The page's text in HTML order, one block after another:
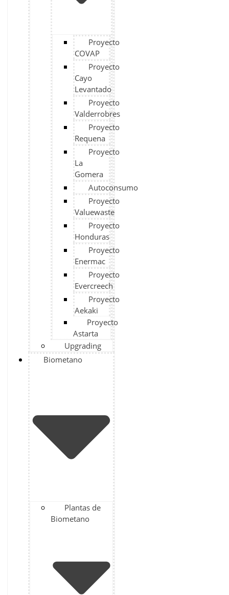
Proyecto
COVAP
Proyecto
Cayo
Levantado
Proyecto
Valderrobres
Proyecto
Requena
Proyecto
La
Gomera
Autoconsumo
Proyecto
Valuewaste
Proyecto
Honduras
Proyecto
Enermac
Proyecto
Evercreech
Proyecto
Aekaki
Proyecto
Astarta
Upgrading
Biometano
Plantas de
Biometano